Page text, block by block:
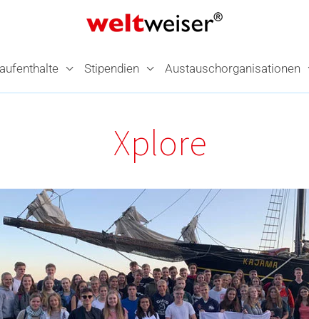
Stipendien Austausch­organisationen
Xplore